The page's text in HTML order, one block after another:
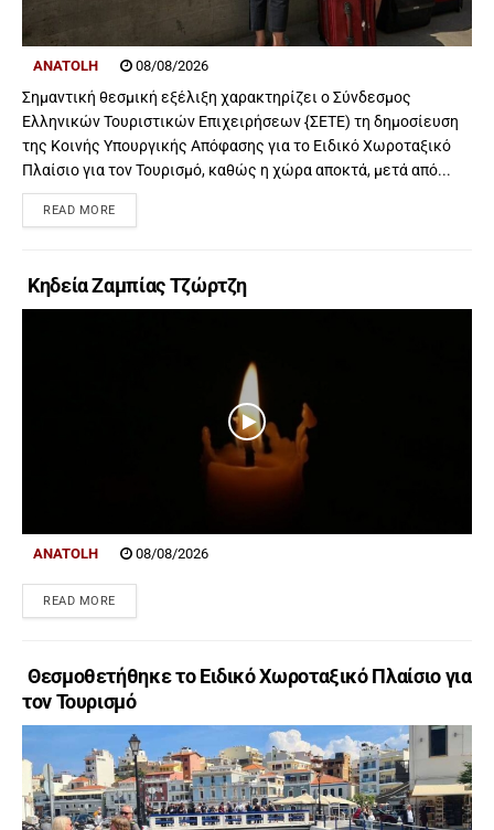
ANATOLH 08/08/2026
Σημαντική θεσμική εξέλιξη χαρακτηρίζει ο Σύνδεσμος
Ελληνικών Τουριστικών Επιχειρήσεων {ΣΕΤΕ) τη δημοσίευση
της Κοινής Υπουργικής Απόφασης για το Ειδικό Χωροταξικό
Πλαίσιο για τον Τουρισμό, καθώς η χώρα αποκτά, μετά από...
READ MORE
Κηδεία Ζαμπίας Τζώρτζη
ANATOLH 08/08/2026
READ MORE
Θεσμοθετήθηκε το Ειδικό Χωροταξικό Πλαίσιο για
τον Τουρισμό